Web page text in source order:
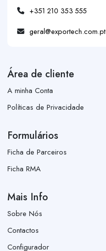
+351 210 353 555
geral@exportech.com.pt
Área de cliente
A minha Conta
Políticas de Privacidade
Formulários
Ficha de Parceiros
Ficha RMA
Mais Info
Sobre Nós
Contactos
Configurador